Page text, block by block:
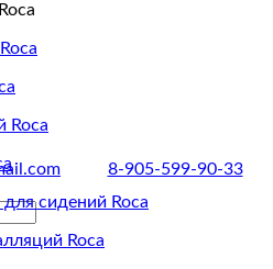
8-905-599-90-33
Roca
сидений Roca
Roca